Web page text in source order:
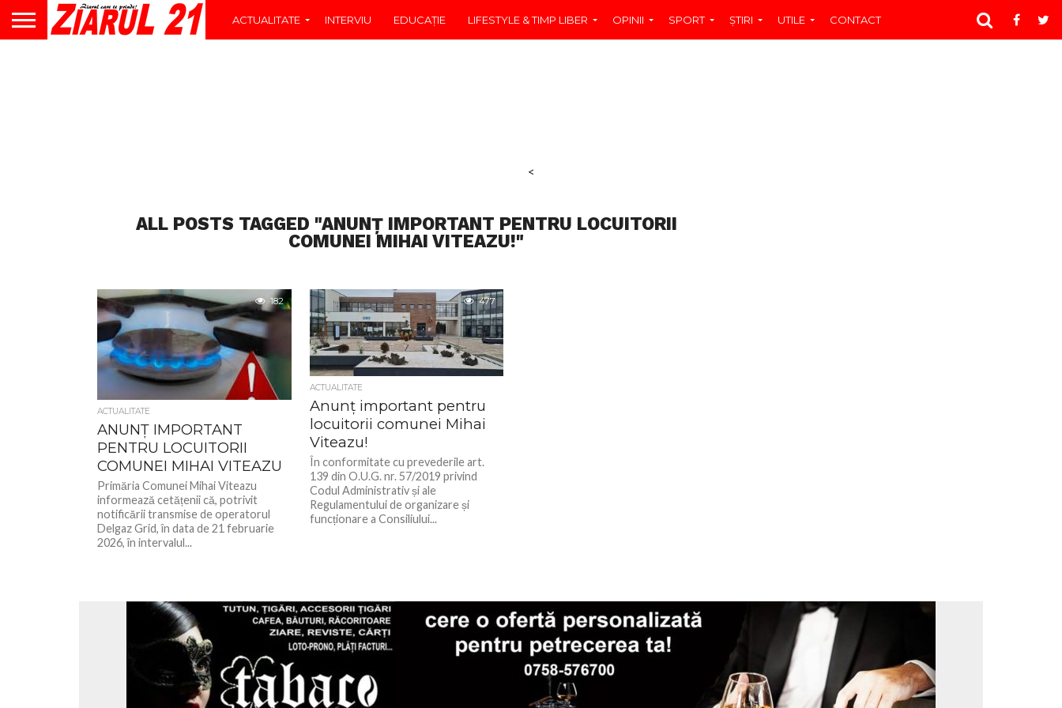
ACTUALITATE INTERVIU EDUCAŢIE LIFESTYLE & TIMP LIBER OPINII SPORT ŞTIRI UTILE CONTACT
<
ALL POSTS TAGGED "ANUNȚ IMPORTANT PENTRU LOCUITORII
COMUNEI MIHAI VITEAZU!"
182
ACTUALITATE
ANUNȚ IMPORTANT
PENTRU LOCUITORII
COMUNEI MIHAI VITEAZU
Primăria Comunei Mihai Viteazu
informează cetățenii că, potrivit
notificării transmise de operatorul
Delgaz Grid, în data de 21 februarie
2026, în intervalul...
477
ACTUALITATE
Anunț important pentru
locuitorii comunei Mihai
Viteazu!
În conformitate cu prevederile art.
139 din O.U.G. nr. 57/2019 privind
Codul Administrativ și ale
Regulamentului de organizare și
funcționare a Consiliului...